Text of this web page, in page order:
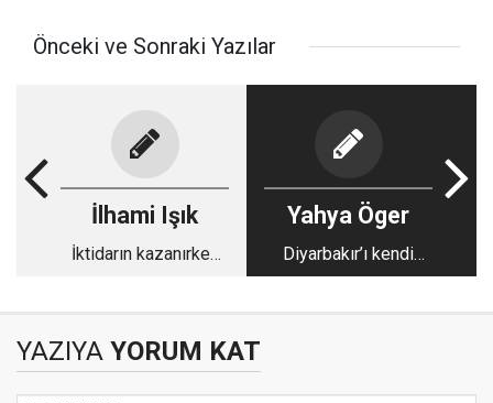
Önceki ve Sonraki Yazılar
İlhami Işık
İktidarın kazanırken
Yahya Öger
Diyarbakır’ı kendi
evlatları katlediyor!
YAZIYA YORUM KAT